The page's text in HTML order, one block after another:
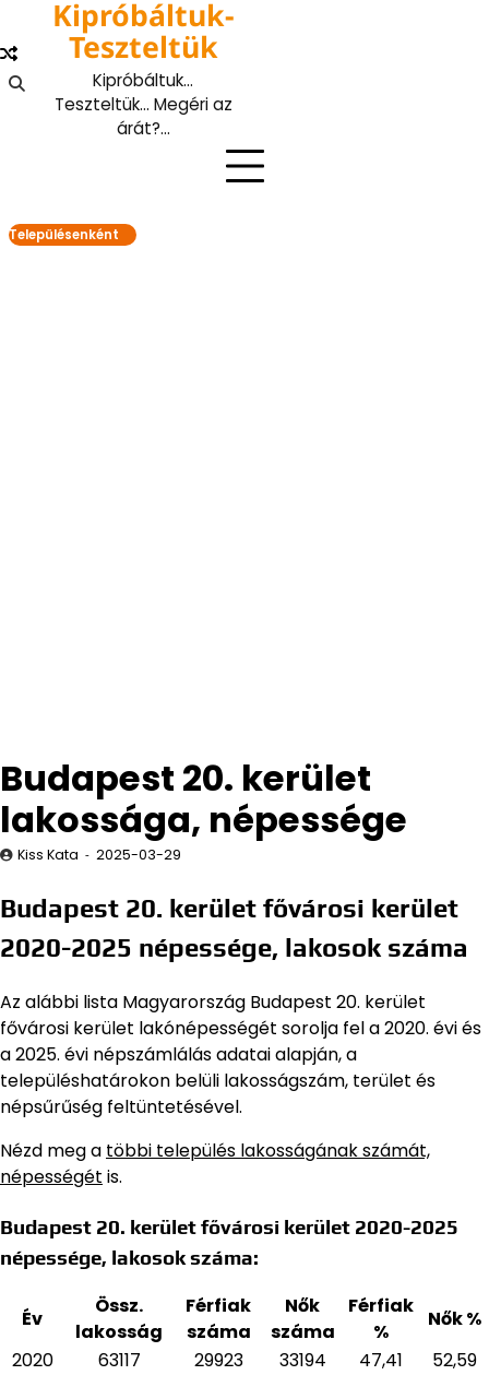
content
Kipróbáltuk-
Teszteltük
Kipróbáltuk…
Teszteltük… Megéri az
árát?…
Településenként
Budapest 20. kerület
lakossága, népessége
Kiss Kata 2025-03-29
Budapest 20. kerület fővárosi kerület
2020-2025 népessége, lakosok száma
Az alábbi lista Magyarország Budapest 20. kerület
fővárosi kerület lakónépességét sorolja fel a 2020. évi és
a 2025. évi népszámlálás adatai alapján,a
településhatárokon belüli lakosságszám, terület és
népsűrűség feltüntetésével.
Nézd meg a többi település lakosságának számát,
népességét is.
Budapest 20. kerület fővárosi kerület 2020-2025
népessége, lakosok száma:
Év
Össz.
lakosság
Férfiak
száma
Nők
száma
Férfiak
%
Nők %
2020
63117 29923 33194 47,41
52,59